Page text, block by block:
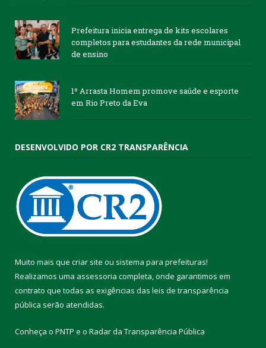
Prefeitura inicia entrega de kits escolares
completos para estudantes da rede municipal
de ensino
1º Arrasta Homem promove saúde e esporte
em Rio Preto da Eva
DESENVOLVIDO POR CR2 TRANSPARÊNCIA
Muito mais que criar site ou sistema para prefeituras!
Realizamos uma assessoria completa, onde garantimos em
contrato que todas as exigências das leis de transparência
pública serão atendidas.
Conheça o PNTP e o Radar da Transparência Pública